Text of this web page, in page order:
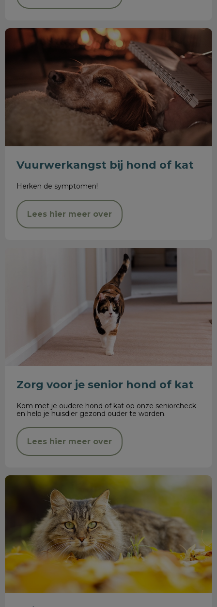
Vuurwerkangst bij hond of kat
Vuurwerkangst bij hond of kat
Herken de symptomen!
Lees hier meer over
Zorg voor je senior hond of kat
Zorg voor je senior hond of kat
Kom met je oudere hond of kat op onze seniorcheck
en help je huisdier gezond ouder te worden.
Lees hier meer over
Najaarskriebels